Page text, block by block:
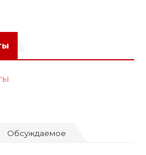
Обсуждаемое